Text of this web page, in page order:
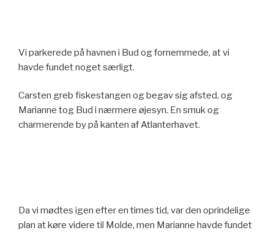
Vi parkerede på havnen i Bud og fornemmede, at vi
havde fundet noget særligt.
Carsten greb fiskestangen og begav sig afsted, og
Marianne tog Bud i nærmere øjesyn. En smuk og
charmerende by på kanten af Atlanterhavet.
Da vi mødtes igen efter en times tid, var den oprindelige
plan at køre videre til Molde, men Marianne havde fundet